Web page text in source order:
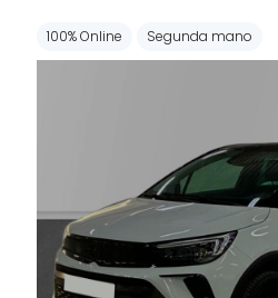
100% Online Segunda mano